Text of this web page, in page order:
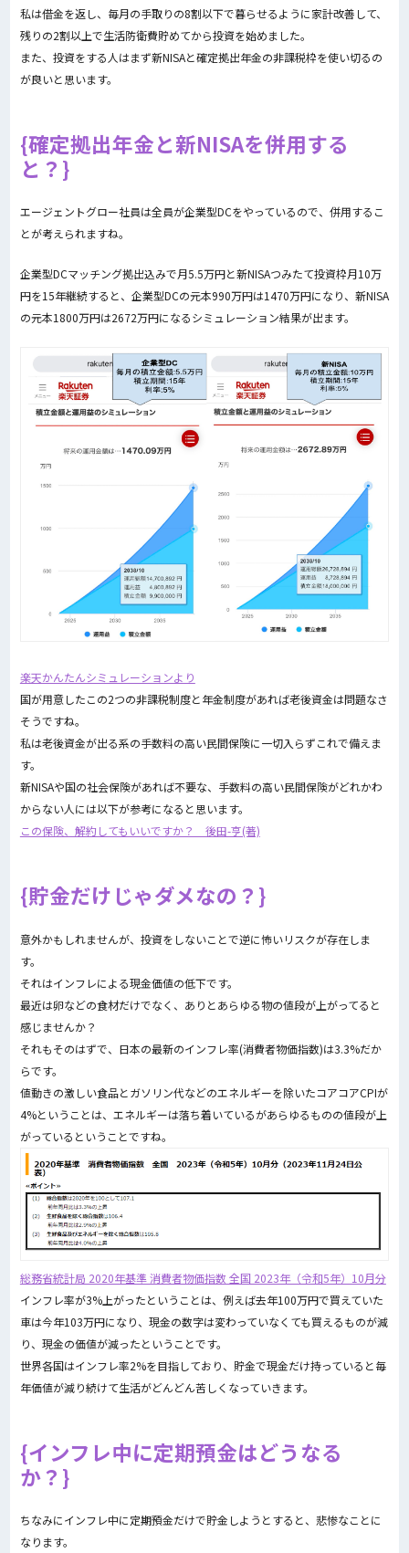
私は借金を返し、毎月の手取りの8割以下で暮らせるように家計改善して、
残りの2割以上で生活防衛費貯めてから投資を始めました。
また、投資をする人はまず新NISAと確定拠出年金の非課税枠を使い切るの
が良いと思います。
確定拠出年金と新NISAを併用する
と？
エージェントグロー社員は全員が企業型DCをやっているので、併用するこ
とが考えられますね。
企業型DCマッチング拠出込みで月5.5万円と新NISAつみたて投資枠月10万
円を15年継続すると、企業型DCの元本990万円は1470万円になり、新NISA
の元本1800万円は2672万円になるシミュレーション結果が出ます。
楽天かんたんシミュレーションより
国が用意したこの2つの非課税制度と年金制度があれば老後資金は問題なさ
そうですね。
私は老後資金が出る系の手数料の高い民間保険に一切入らずこれで備えま
す。
新NISAや国の社会保険があれば不要な、手数料の高い民間保険がどれかわ
からない人には以下が参考になると思います。
この保険、解約してもいいですか？ 後田-亨(著)
貯金だけじゃダメなの？
意外かもしれませんが、投資をしないことで逆に怖いリスクが存在しま
す。
それはインフレによる現金価値の低下です。
最近は卵などの食材だけでなく、ありとあらゆる物の値段が上がってると
感じませんか？
それもそのはずで、日本の最新のインフレ率(消費者物価指数)は3.3%だか
らです。
値動きの激しい食品とガソリン代などのエネルギーを除いたコアコアCPIが
4%ということは、エネルギーは落ち着いているがあらゆるものの値段が上
がっているということですね。
総務省統計局 2020年基準 消費者物価指数 全国 2023年（令和5年）10月分
インフレ率が3%上がったということは、例えば去年100万円で買えていた
車は今年103万円になり、現金の数字は変わっていなくても買えるものが減
り、現金の価値が減ったということです。
世界各国はインフレ率2%を目指しており、貯金で現金だけ持っていると毎
年価値が減り続けて生活がどんどん苦しくなっていきます。
インフレ中に定期預金はどうなる
か？
ちなみにインフレ中に定期預金だけで貯金しようとすると、悲惨なことに
なります。